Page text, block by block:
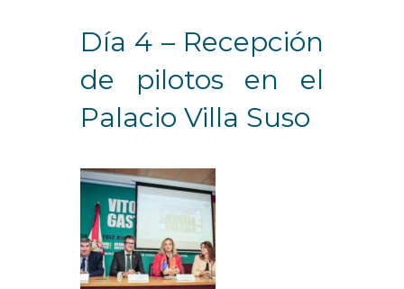
Día 4 – Recepción
de pilotos en el
Palacio Villa Suso